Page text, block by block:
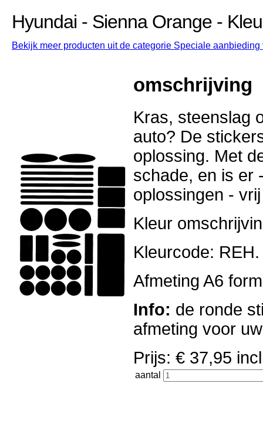
Hyundai - Sienna Orange -
Bekijk meer producten uit de categorie Speciale
omschrijving
Kras, steenslag
auto? De
oplossing. Met
schade, en is er
oplossingen -
Kleur
Kleurcode: REH.
Afmeting A6
Info: de ronde
afmeting voor
Prijs: € 37,95
aantal